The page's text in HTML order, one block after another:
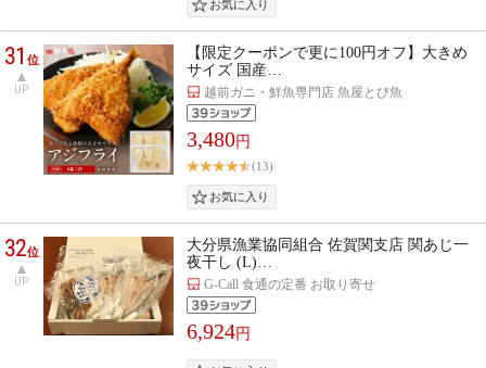
31位
UP
【限定クーポンで更に100円オフ】大きめ
サイズ 国産…
越前ガニ・鮮魚専門店 魚屋とび魚
3,480円
(13)
32位
UP
大分県漁業協同組合 佐賀関支店 関あじ一
夜干し (L)…
G-Call 食通の定番 お取り寄せ
6,924円